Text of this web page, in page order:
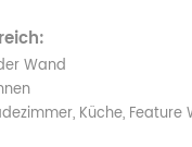
Wand
Küche, Feature